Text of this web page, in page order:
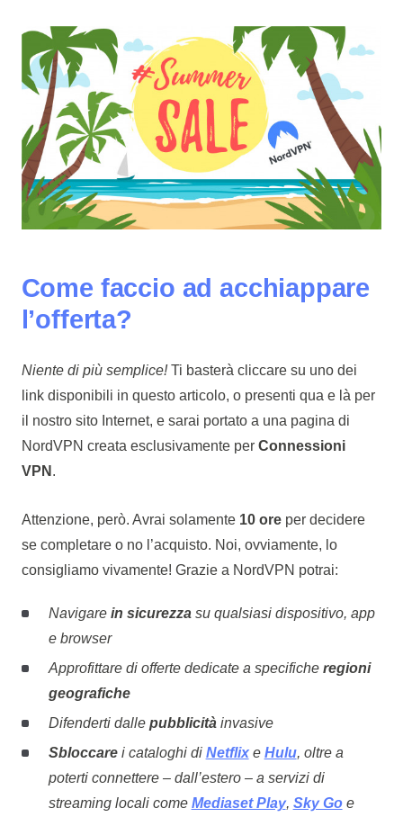
Come faccio ad acchiappare
l’offerta?
Niente di più semplice!Ti basterà cliccare su uno dei
link disponibili in questo articolo, o presenti qua e là per
il nostro sito Internet, e sarai portato a una pagina di
NordVPN creata esclusivamente per Connessioni
VPN .
Attenzione, però. Avrai solamente 10 oreper decidere
se completare o no l’acquisto. Noi, ovviamente, lo
consigliamo vivamente! Grazie a NordVPN potrai:
Navigare in sicurezzasu qualsiasi dispositivo, app
e browser
Approfittare di offerte dedicate a specifiche regioni
geografiche
Difenderti dalle pubblicitàinvasive
Sbloccarei cataloghi di Netflixe Hulu, oltre a
poterti connettere – dall’estero – a servizi di
streaming locali come Mediaset Play, Sky Goe